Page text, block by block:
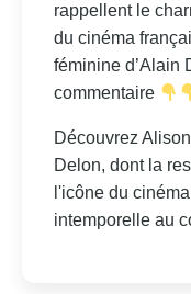
rappellent le
du cinéma
féminine d’Alain
commentaire
Découvrez
Delon, dont la
l'icône du
intemporelle au